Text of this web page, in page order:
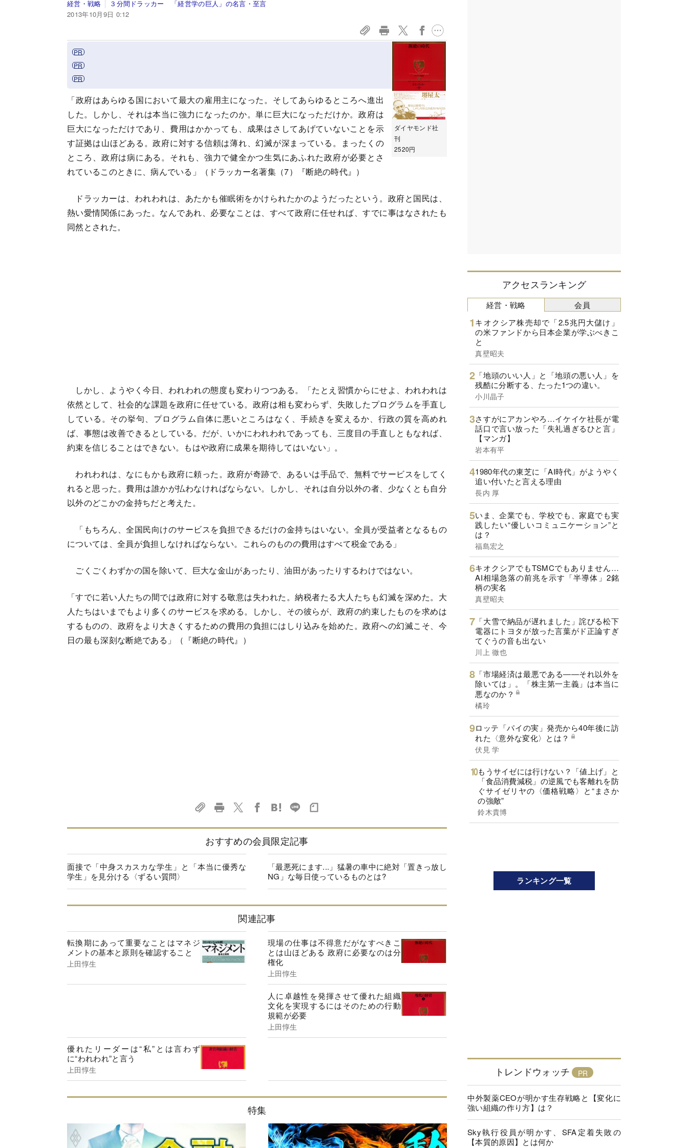
経営・戦略
３分間ドラッカー 「経営学の巨人」の名言・至言
2013年10月9日 0:12
ダイヤモンド社
刊
2520円
「政府はあらゆる国において最大の雇用主になった。そしてあらゆるところへ進出
した。しかし、それは本当に強力になったのか。単に巨大になっただけか。政府は
巨大になっただけであり、費用はかかっても、成果はさしてあげていないことを示
す証拠は山ほどある。政府に対する信頼は薄れ、幻滅が深まっている。まったくの
ところ、政府は病にある。それも、強力で健全かつ生気にあふれた政府が必要とさ
れているこのときに、病んでいる」（ドラッカー名著集（7）『断絶の時代』）
ドラッカーは、われわれは、あたかも催眠術をかけられたかのようだったという。政府と国民は、
熱い愛情関係にあった。なんであれ、必要なことは、すべて政府に任せれば、すでに事はなされたも
同然とされた。
しかし、ようやく今日、われわれの態度も変わりつつある。「たとえ習慣からにせよ、われわれは
依然として、社会的な課題を政府に任せている。政府は相も変わらず、失敗したプログラムを手直し
している。その挙句、プログラム自体に悪いところはなく、手続きを変えるか、行政の質を高めれ
ば、事態は改善できるとしている。だが、いかにわれわれであっても、三度目の手直しともなれば、
約束を信じることはできない。もはや政府に成果を期待してはいない」。
われわれは、なにもかも政府に頼った。政府が奇跡で、あるいは手品で、無料でサービスをしてく
れると思った。費用は誰かが払わなければならない。しかし、それは自分以外の者、少なくとも自分
以外のどこかの金持ちだと考えた。
「もちろん、全国民向けのサービスを負担できるだけの金持ちはいない。全員が受益者となるもの
については、全員が負担しなければならない。これらのものの費用はすべて税金である」
ごくごくわずかの国を除いて、巨大な金山があったり、油田があったりするわけではない。
「すでに若い人たちの間では政府に対する敬意は失われた。納税者たる大人たちも幻滅を深めた。大
人たちはいまでもより多くのサービスを求める。しかし、その彼らが、政府の約束したものを求めは
するものの、政府をより大きくするための費用の負担にはしり込みを始めた。政府への幻滅こそ、今
日の最も深刻な断絶である」（『断絶の時代』）
おすすめの会員限定記事
面接で「中身スカスカな学生」と「本当に優秀な
学生」を見分ける〈ずるい質問〉
「最悪死にます...」猛暑の車中に絶対「置きっ放し
NG」な毎日使っているものとは?
関連記事
転換期にあって重要なことはマネジ
メントの基本と原則を確認すること
上田惇生
現場の仕事は不得意だがなすべきこ
とは山ほどある 政府に必要なのは分
権化
上田惇生
人に卓越性を発揮させて優れた組織
文化を実現するにはそのための行動
規範が必要
上田惇生
優れたリーダーは“私”とは言わず
に“われわれ”と言う
上田惇生
特集
アクセスランキング
経営・戦略
キオクシア株売却で「2.5兆円大儲け」
の米ファンドから日本企業が学ぶべきこ
と
真壁昭夫
「地頭のいい人」と「地頭の悪い人」を
残酷に分断する、たった1つの違い。
小川晶子
さすがにアカンやろ…イケイケ社長が電
話口で言い放った「失礼過ぎるひと言」
【マンガ】
岩本有平
1980年代の東芝に「AI時代」がようやく
追い付いたと言える理由
長内 厚
いま、企業でも、学校でも、家庭でも実
践したい“優しいコミュニケーション”と
は？
福島宏之
キオクシアでもTSMCでもありません…
AI相場急落の前兆を示す「半導体」2銘
柄の実名
真壁昭夫
「大雪で納品が遅れました」詫びる松下
電器にトヨタが放った言葉がド正論すぎ
てぐうの音も出ない
川上 徹也
「市場経済は最悪である――それ以外を
除いては」。「株主第一主義」は本当に
悪なのか？
橘玲
ロッテ「パイの実」発売から40年後に訪
れた〈意外な変化〉とは？
伏見 学
もうサイゼには行けない？「値上げ」と
「食品消費減税」の逆風でも客離れを防
ぐサイゼリヤの〈価格戦略〉と“まさか
の強敵”
鈴木貴博
会員
ランキング一覧
トレンドウォッチ
中外製薬CEOが明かす生存戦略と【変化に
強い組織の作り方】は？
Sky執行役員が明かす、SFA定着失敗の
【本質的原因】とは何か